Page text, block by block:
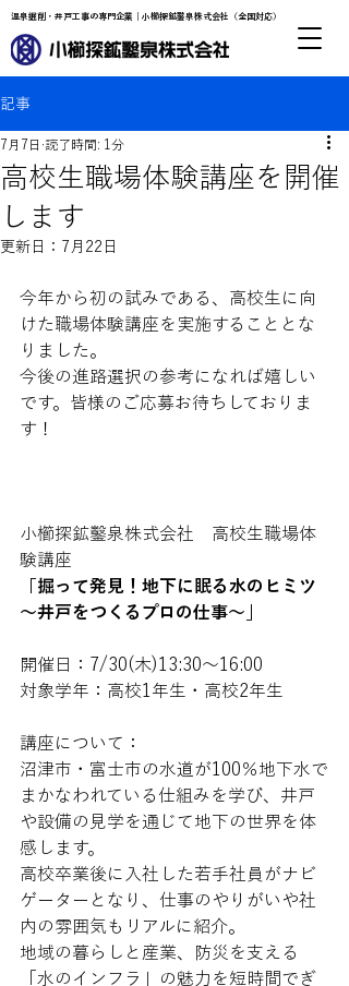
温泉掘削・井戸工事の専門企業｜小櫛探鉱鑿泉株式会社（全国対応）
記事
高校生職場体験講座を開催
します
7月7日 読了時間: 1分
更新日： 7月22日
今年から初の試みである、高校生に向
けた職場体験講座を実施することとな
りました。
今後の進路選択の参考になれば嬉しい
です。皆様のご応募お待ちしておりま
す！
小櫛探鉱鑿泉株式会社　高校生職場体
験講座
「掘って発見！地下に眠る水のヒミツ
～井戸をつくるプロの仕事～」
開催日：7/30(木)13:30～16:00
対象学年：高校1年生・高校2年生
講座について：
沼津市・富士市の水道が100％地下水で
まかなわれている仕組みを学び、井戸
や設備の見学を通じて地下の世界を体
感します。
高校卒業後に入社した若手社員がナビ
ゲーターとなり、仕事のやりがいや社
内の雰囲気もリアルに紹介。
地域の暮らしと産業、防災を支える
「水のインフラ」の魅力を短時間でぎ